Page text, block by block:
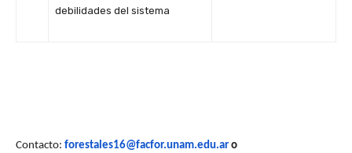
debilidades del sistema
Contacto: forestales16@facfor.unam.edu.ar o